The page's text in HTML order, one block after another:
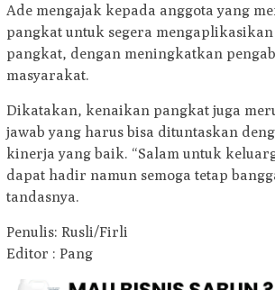
Ade mengajak kepada anggota yang
pangkat untuk segera
pangkat, dengan meningkatkan
masyarakat.
Dikatakan, kenaikan pangkat juga
jawab yang harus bisa dituntaskan
kinerja yang baik. “Salam untuk
dapat hadir namun semoga tetap
tandasnya.
Penulis: Rusli/Firli
Editor : Pang